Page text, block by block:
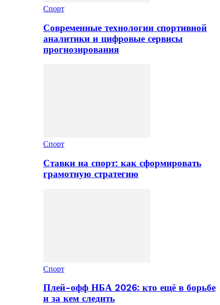
Спорт
Современные технологии спортивной
аналитики и цифровые сервисы
прогнозирования
Спорт
Ставки на спорт: как сформировать
грамотную стратегию
Спорт
Плей-офф НБА 2026: кто ещё в борьбе
и за кем следить